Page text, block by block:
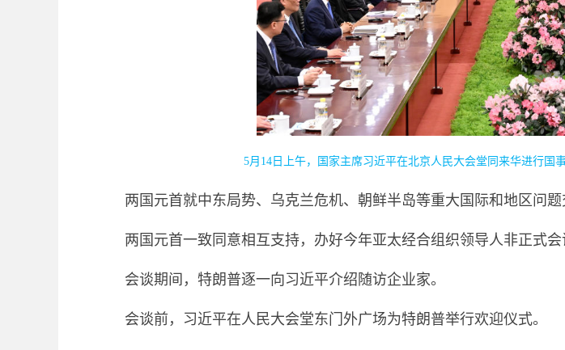
5月14日上午，国家主席习近平在北京人民大会堂同来华进行国
两国元首就中东局势、乌克兰危机、朝鲜半岛等重大国际和地区问题
两国元首一致同意相互支持，办好今年亚太经合组织领导人非正式会
会谈期间，特朗普逐一向习近平介绍随访企业家。
会谈前，习近平在人民大会堂东门外广场为特朗普举行欢迎仪式。